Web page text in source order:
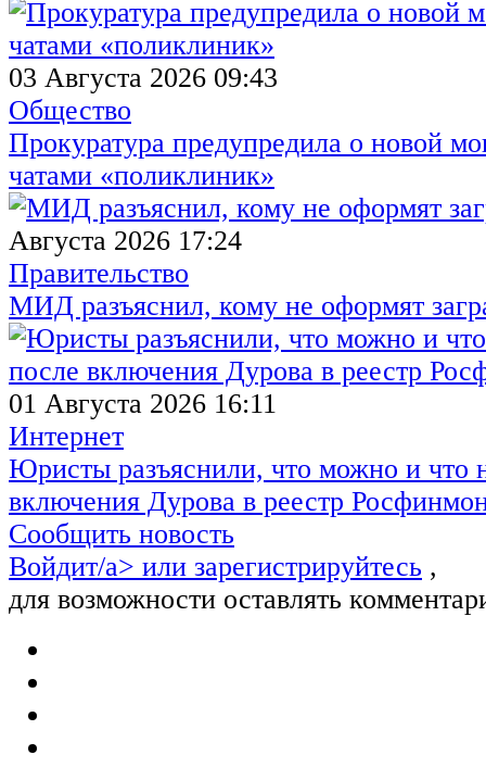
03 Августа 2026 09:43
Общество
Прокуратура предупредила о новой
чатами «поликлиник»
Августа 2026 17:24
Правительство
МИД разъяснил, кому не оформят
01 Августа 2026 16:11
Интернет
Юристы разъяснили, что можно и что
включения Дурова в реестр
Сообщить новость
Войдит/a> или зарегистрируйтесь ,
для возможности оставлять